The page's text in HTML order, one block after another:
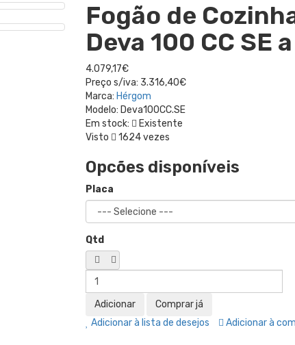
Fogão de
Deva 100 CC SE
4.079,17€
Preço s/iva: 3.316,40€
Marca: Hérgom
Modelo: Deva100CC.SE
Em stock:
Existente
Visto
1624 vezes
Opcões disponíveis
Placa
Qtd
Adicionar à lista de desejos Adicionar à